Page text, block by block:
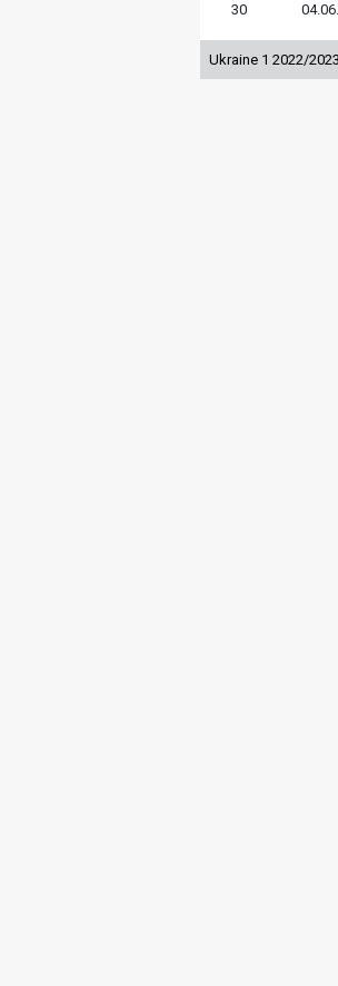
30
Ukraine 1 2022/2023